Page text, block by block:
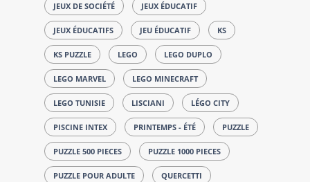
JEUX DE SOCIÉTÉ JEUX ÉDUCATIF
JEUX ÉDUCATIFS JEU ÉDUCATIF KS
KS PUZZLE LEGO LEGO DUPLO
LEGO MARVEL LEGO MINECRAFT
LEGO TUNISIE LISCIANI LÉGO CITY
PISCINE INTEX PRINTEMPS - ÉTÉ PUZZLE
PUZZLE 500 PIECES PUZZLE 1000 PIECES
PUZZLE POUR ADULTE QUERCETTI